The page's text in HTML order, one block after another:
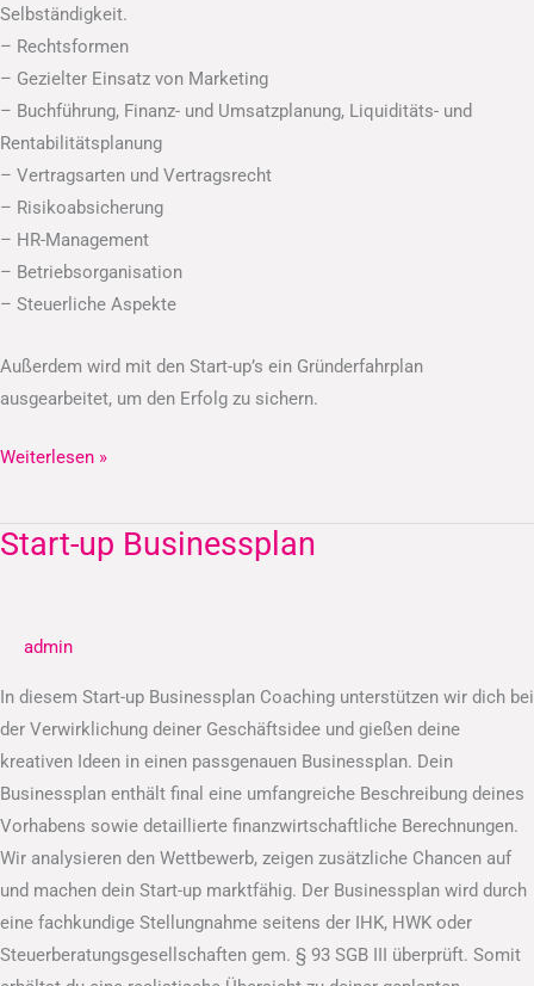
Selbständigkeit.
– Rechtsformen
– Gezielter Einsatz von Marketing
– Buchführung, Finanz- und Umsatzplanung, Liquiditäts- und
Rentabilitätsplanung
– Vertragsarten und Vertragsrecht
– Risikoabsicherung
– HR-Management
– Betriebsorganisation
– Steuerliche Aspekte
Außerdem wird mit den Start-up’s ein Gründerfahrplan
ausgearbeitet, um den Erfolg zu sichern.
Weiterlesen »
Start-up Businessplan
admin
In diesem Start-up Businessplan Coaching unterstützen wir dich bei
der Verwirklichung deiner Geschäftsidee und gießen deine
kreativen Ideen in einen passgenauen Businessplan. Dein
Businessplan enthält final eine umfangreiche Beschreibung deines
Vorhabens sowie detaillierte finanzwirtschaftliche Berechnungen.
Wir analysieren den Wettbewerb, zeigen zusätzliche Chancen auf
und machen dein Start-up marktfähig. Der Businessplan wird durch
eine fachkundige Stellungnahme seitens der IHK, HWK oder
Steuerberatungsgesellschaften gem. § 93 SGB III überprüft. Somit
Start-